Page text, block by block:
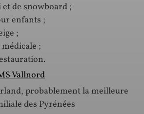
et de snowboard ;
enfants ;
;
;
Vallnord
probablement la meilleure
des Pyrénées